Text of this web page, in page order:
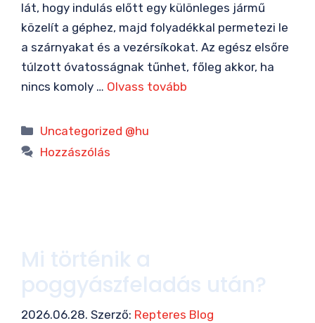
lát, hogy indulás előtt egy különleges jármű
közelít a géphez, majd folyadékkal permetezi le
a szárnyakat és a vezérsíkokat. Az egész elsőre
túlzott óvatosságnak tűnhet, főleg akkor, ha
nincs komoly … Olvass tovább
Kategória
Uncategorized @hu
Hozzászólás
Mi történik a
poggyászfeladás után?
2026.06.28. Szerző: Repteres Blog